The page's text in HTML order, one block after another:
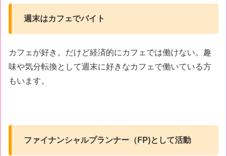
週末はカフェでバイト
カフェが好き。だけど経済的にカフェでは働けない。趣
味や気分転換として週末に好きなカフェで働いている方
もいます。
ファイナンシャルプランナー（FP)として活動